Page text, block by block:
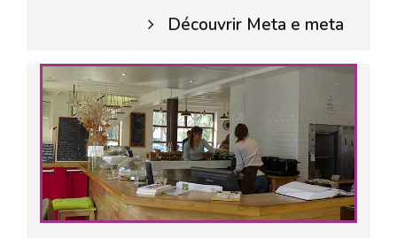
Découvrir Meta e meta